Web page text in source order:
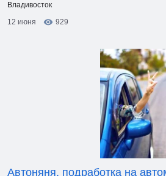
Владивосток
12 июня
929
Автоняня, подработка на